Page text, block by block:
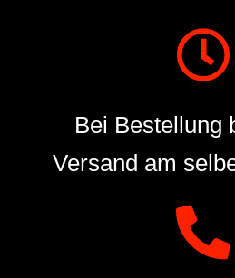
Bei Bestellung
Versand am